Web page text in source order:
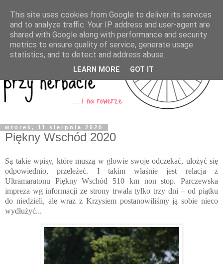
wtorek, 11 sierpnia 2020
Piękny Wschód 2020
Są takie wpisy, które muszą w głowie swoje odczekać, ułożyć się
odpowiednio, przeleżeć. I takim właśnie jest relacja z
Ultramaratonu Piękny Wschód 510 km non stop. Parczewska
impreza wg informacji ze strony trwała tylko trzy dni – od piątku
do niedzieli, ale wraz z Krzysiem postanowiliśmy ją sobie nieco
wydłużyć...
This site uses cookies from Google to deliver its services
and to analyze traffic. Your IP address and user-agent are
shared with Google along with performance and security
metrics to ensure quality of service, generate usage
statistics, and to detect and address abuse.
LEARN MORE GOT IT